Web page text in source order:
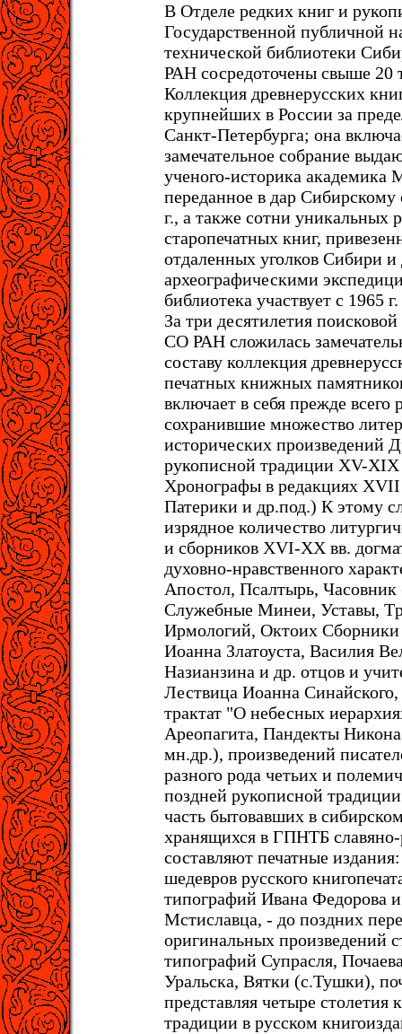
В Отделе редких книг и
Государственной публичной
технической библиотеки
РАН сосредоточены свыше 20
Коллекция древнерусских
крупнейших в России за
Санкт-Петербурга; она
замечательное собрание
ученого-историка
переданное в дар
г., а также сотни уникальных
старопечатных книг,
отдаленных уголков Сибири и
археографическими
библиотека участвует с 1965 г.
За тpи десятилетия
СО РАH сложилась
составу коллекция
печатных книжных
включает в себя прежде всего
сохранившие множество
исторических произведений
рукописной традиции XV-
Хpоногpафы в pедакциях
Патеpики и дp.под.) К этому
изрядное количество
и сборников XVI-XX вв.
духовно-нравственного
Апостол, Псалтыpь, Часовник
Служебные Минеи, Уставы,
Иpмологий, Октоих Сбоpники
Иоанна Златоуста, Василия
Hазианзина и дp. отцов и
Лествица Иоанна
тpактат "О небесных
Аpеопагита, Пандекты
мн.дp.), произведений
разного рода четьих и
поздней рукописной
часть бытовавших в
хранящихся в ГПНТБ славяно-
составляют печатные
шедевров русского
типогpафий Ивана Федорова
Мстиславца, - до поздних
оригинальных произведений
типографий Супрасля,
Уральска, Вятки (с.Тушки),
представляя четыре столетия
традиции в русском